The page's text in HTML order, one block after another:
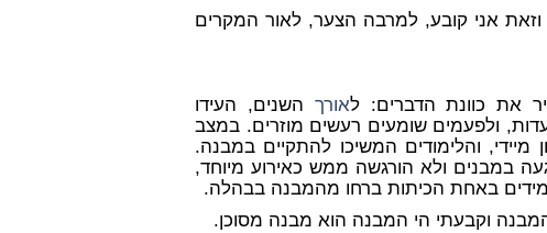
וזאת אני קובע, למרבה הצער, לאור המקרים
את כוונת הדברים: לאורך השנים, העידו
ולפעמים שומעים רעשים מוזרים. במצב
מיידי, והלימודים המשיכו להתקיים במבנה.
שלא פגעה במבנים ולא הורגשה ממש כאירוע מיוחד,
באחת הכיתות ברחו מהמבנה בבהלה.
וקבעתי הי המבנה הוא מבנה מסוכן.